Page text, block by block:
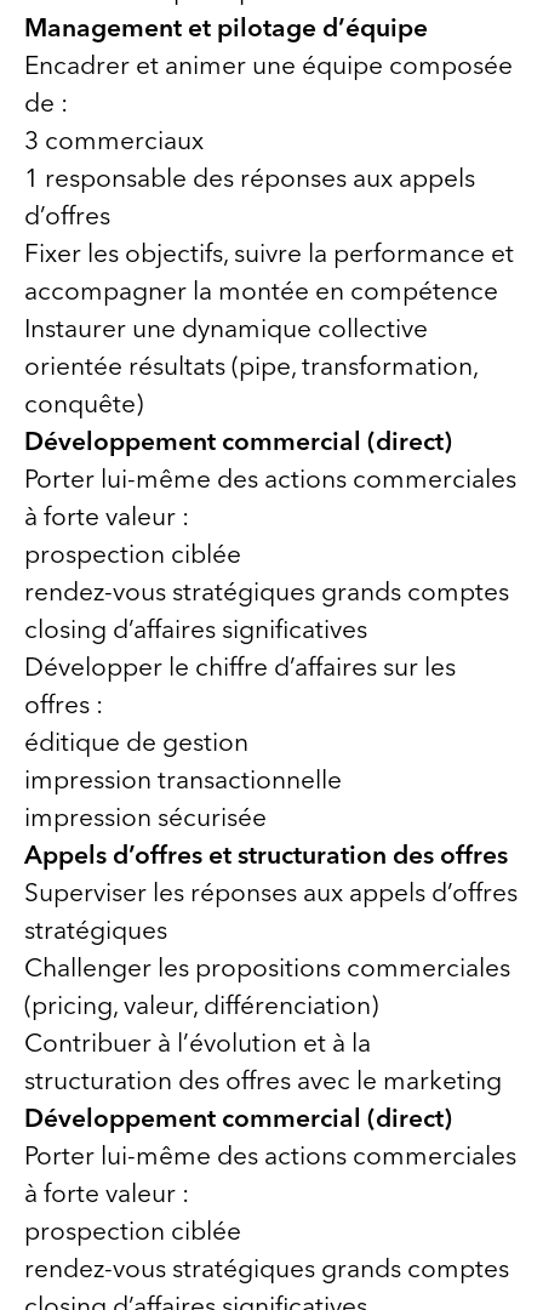
Management et pilotage d’équipe
Encadrer et animer une équipe composée
de :
3 commerciaux
1 responsable des réponses aux appels
d’offres
Fixer les objectifs, suivre la performance et
accompagner la montée en compétence
Instaurer une dynamique collective
orientée résultats (pipe, transformation,
conquête)
Développement commercial (direct)
Porter lui-même des actions commerciales
à forte valeur :
prospection ciblée
rendez-vous stratégiques grands comptes
closing d’affaires significatives
Développer le chiffre d’affaires sur les
offres :
éditique de gestion
impression transactionnelle
impression sécurisée
Appels d’offres et structuration des offres
Superviser les réponses aux appels d’offres
stratégiques
Challenger les propositions commerciales
(pricing, valeur, différenciation)
Contribuer à l’évolution et à la
structuration des offres avec le marketing
Développement commercial (direct)
Porter lui-même des actions commerciales
à forte valeur :
prospection ciblée
rendez-vous stratégiques grands comptes